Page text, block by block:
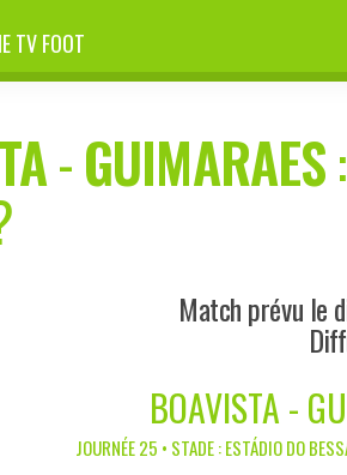
TV FOOT
-GUIMARAES
Match prévu le
BOAVISTA -
JOURNÉE 25 • STADE : ESTÁDIO DO